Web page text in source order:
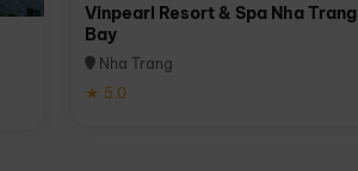
Vinpearl Resort & Spa Nha Trang
Bay
Nha Trang
★ 5.0